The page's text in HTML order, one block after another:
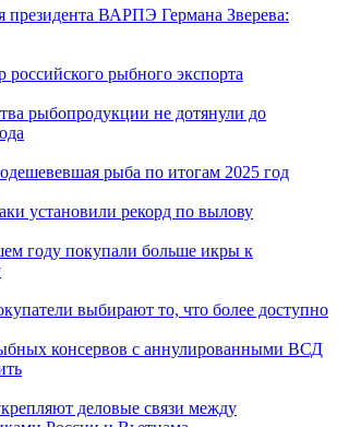
президента ВАРПЭ Германа Зверева:
российского рыбного экспорта
рыбопродукции не дотянули до
рыба по итогам 2025 год
установили рекорд по вылову
году покупали больше икры к
выбирают то, что более доступно
консервов с аннулированными ВСД
деловые связи между